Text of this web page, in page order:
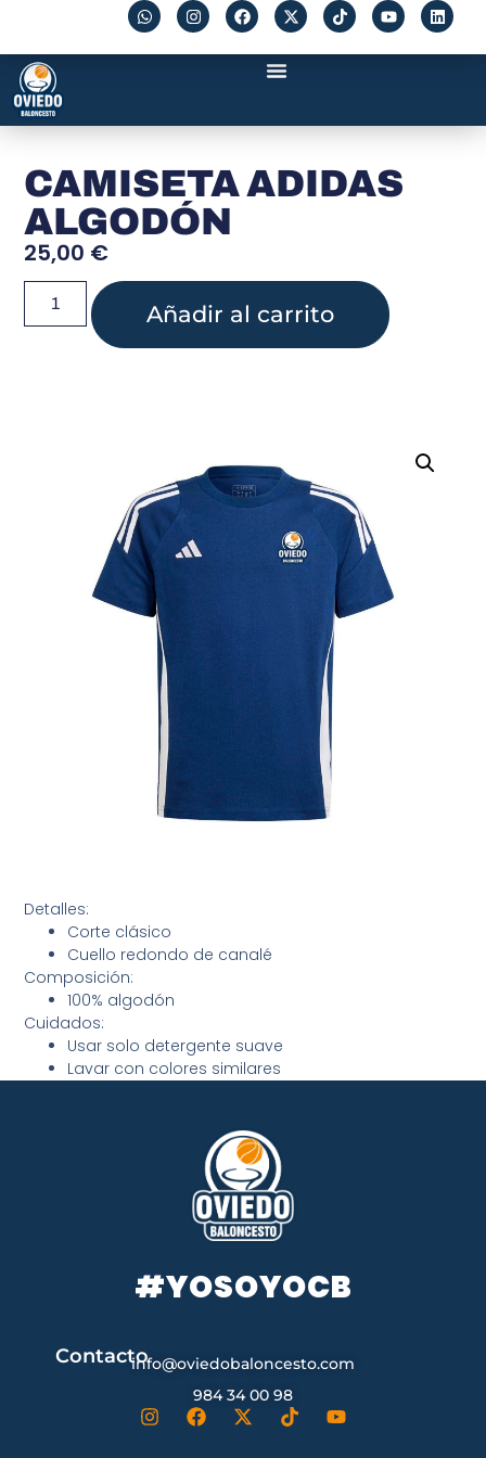
CAMISETA ADIDAS
ALGODÓN
25,00 €
Añadir al carrito
Detalles:
Corte clásico
Cuello redondo de canalé
Composición:
100% algodón
Cuidados:
Usar solo detergente suave
Lavar con colores similares
#YOSOYOCB
Contactoinfo@oviedobaloncesto.com
984 34 00 98